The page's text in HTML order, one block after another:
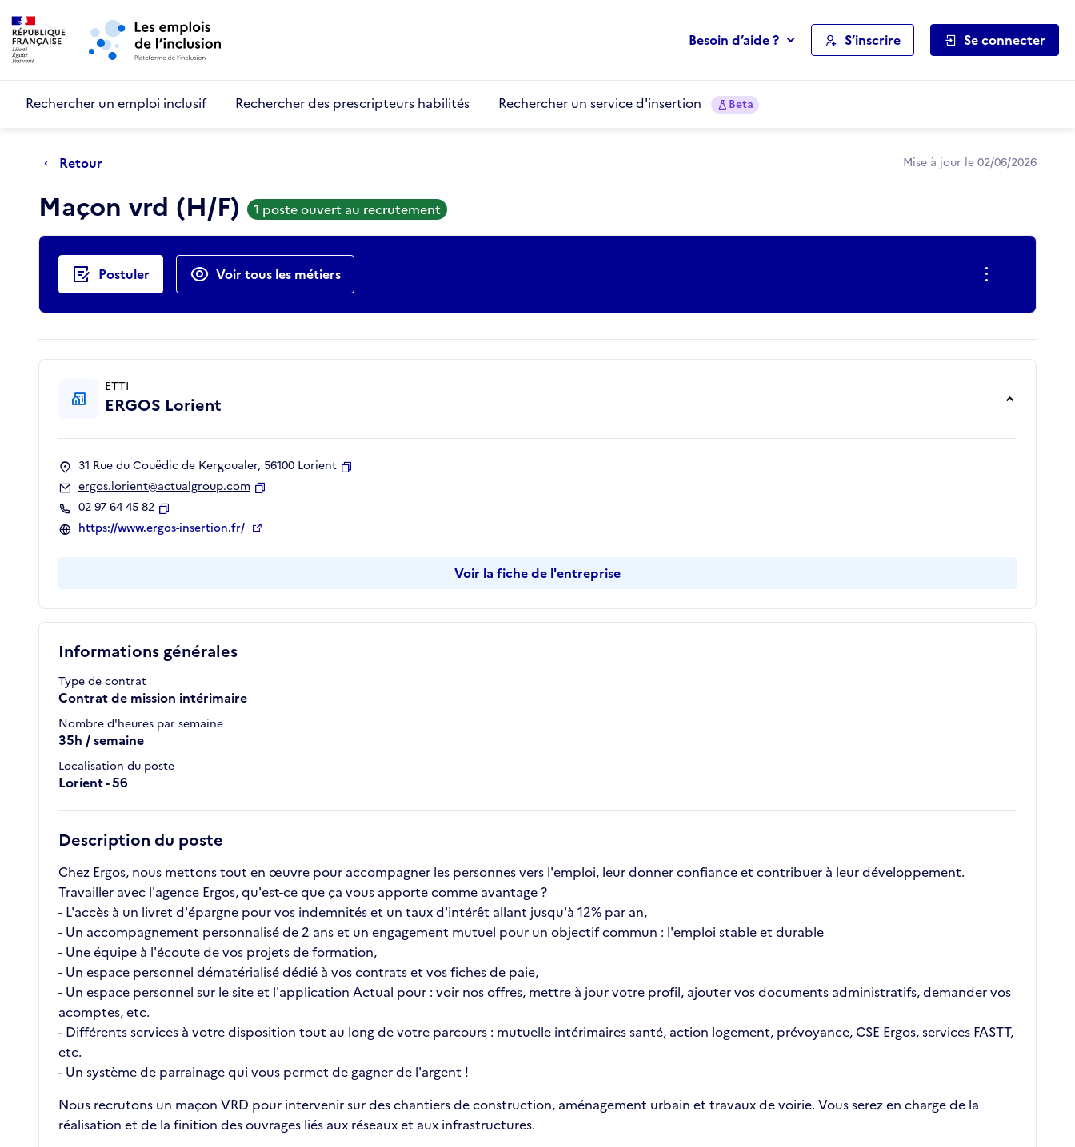
Aller au menu principal
Besoin d’aide ? S’inscrire Se connecter
Rechercher un emploi inclusif Rechercher des prescripteurs habilités Rechercher un service d'insertion Beta
Retour Mise à jour le 02/06/2026
Maçon vrd (H/F) 1 poste ouvert au recrutement
Actions rapides
Postuler Voir tous les métiers
Informations générales
Type de contrat
Contrat de mission intérimaire
Nombre d'heures par semaine
35h / semaine
Localisation du poste
Lorient - 56
Description du poste
Chez Ergos, nous mettons tout en œuvre pour accompagner les personnes vers l'emploi, leur donner confiance et contribuer à leur développement.
Travailler avec l'agence Ergos, qu'est-ce que ça vous apporte comme avantage ?
- L'accès à un livret d'épargne pour vos indemnités et un taux d'intérêt allant jusqu'à 12% par an,
- Un accompagnement personnalisé de 2 ans et un engagement mutuel pour un objectif commun : l'emploi stable et durable
- Une équipe à l'écoute de vos projets de formation,
- Un espace personnel dématérialisé dédié à vos contrats et vos fiches de paie,
- Un espace personnel sur le site et l'application Actual pour : voir nos offres, mettre à jour votre profil, ajouter vos documents administratifs, demander vos
acomptes, etc.
- Différents services à votre disposition tout au long de votre parcours : mutuelle intérimaires santé, action logement, prévoyance, CSE Ergos, services FASTT,
etc.
- Un système de parrainage qui vous permet de gagner de l'argent !
Nous recrutons un maçon VRD pour intervenir sur des chantiers de construction, aménagement urbain et travaux de voirie. Vous serez en charge de la
réalisation et de la finition des ouvrages liés aux réseaux et aux infrastructures.
ETTI
ERGOS Lorient
31 Rue du Couëdic de Kergoualer, 56100 Lorient
ergos.lorient@actualgroup.com
02 97 64 45 82
Copier
https://www.ergos-insertion.fr/
Voir la fiche de l'entreprise